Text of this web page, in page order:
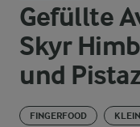
Gefüllte
Skyr
und
FINGERFOOD